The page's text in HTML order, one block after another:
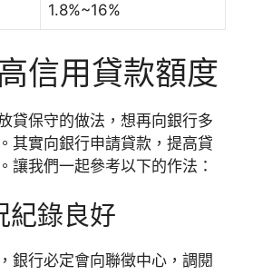
1.8%~16%
信用貸款額度
貸保守的做法，想再向銀行多
其實向銀行申請貸款，提高貸
讓我們一起參考以下的作法：
紀錄良好
銀行必定會向聯徵中心，調閱